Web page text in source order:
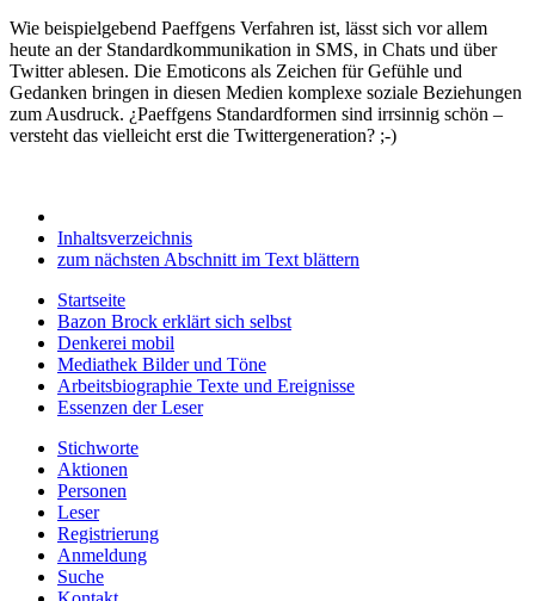
Wie beispielgebend Paeffgens Verfahren ist, lässt sich vor allem
heute an der Standardkommunikation in SMS, in Chats und über
Twitter ablesen. Die Emoticons als Zeichen für Gefühle und
Gedanken bringen in diesen Medien komplexe soziale Beziehungen
zum Ausdruck. ¿Paeffgens Standardformen sind irrsinnig schön –
versteht das vielleicht erst die Twittergeneration? ;-)
Inhaltsverzeichnis
zum nächsten Abschnitt im Text blättern
Startseite
Bazon Brock erklärt sich selbst
Denkerei mobil
Mediathek Bilder und Töne
Arbeitsbiographie Texte und Ereignisse
Essenzen der Leser
Stichworte
Aktionen
Personen
Leser
Registrierung
Anmeldung
Suche